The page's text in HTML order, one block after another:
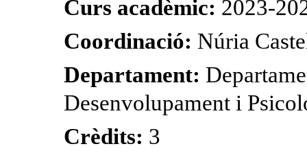
Curs acadèmic: 2023-
Coordinació: Núria
Departament:
Desenvolupament i
Crèdits: 3